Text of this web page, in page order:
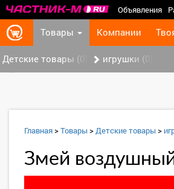
Объявления
Товары Компании
Детские товары (0) игрушки (0)
Главная>Товары >Детские товары >
Змей
‹